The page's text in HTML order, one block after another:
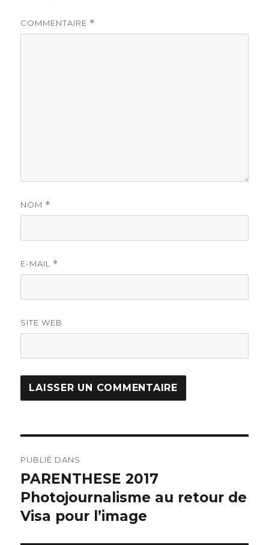
COMMENTAIRE *
NOM *
E-MAIL *
SITE WEB
PUBLIÉ DANS
PARENTHESE 2017
Photojournalisme au retour de
Visa pour l’image